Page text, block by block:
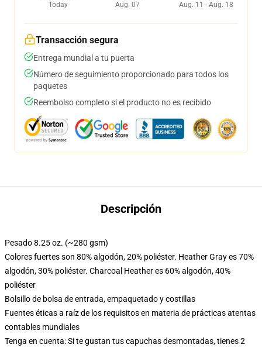
Today
Aug. 07
Aug. 11 - Aug. 18
Transacción segura
Entrega mundial a tu puerta
Número de seguimiento proporcionado para todos los
paquetes
Reembolso completo si el producto no es recibido
Descripción
Pesado 8.25 oz. (~280 gsm)
Colores fuertes son 80% algodón, 20% poliéster. Heather Gray es 70%
algodón, 30% poliéster. Charcoal Heather es 60% algodón, 40%
poliéster
Bolsillo de bolsa de entrada, empaquetado y costillas
Fuentes éticas a raíz de los requisitos en materia de prácticas atentas
contables mundiales
Tenga en cuenta: Si te gustan tus capuchas desmontadas, tienes 2